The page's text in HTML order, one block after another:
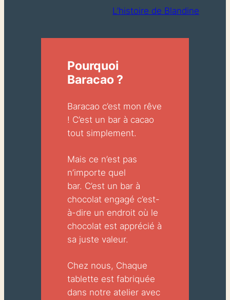
L’histoire de Blandine
Pourquoi
Baracao ?
Baracao c’est mon rêve
! C’est un bar à cacao
tout simplement.
Mais ce n’est pas
n’importe quel
bar. C’est un bar à
chocolat engagé c’est-
à-dire un endroit où le
chocolat est apprécié à
sa juste valeur.
Chez nous, Chaque
tablette est fabriquée
dans notre atelier avec